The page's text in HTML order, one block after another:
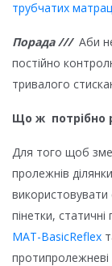
трубчатих
Порада /// Аби
постійно
тривалого
Що ж потрібно
Для того щоб
пролежнів
використовувати
пінетки,
MAT-BasicReflex